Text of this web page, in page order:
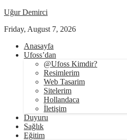
Uğur Demirci
Friday, August 7, 2026
Anasayfa
Ufoss’dan
@Ufoss Kimdir?
Resimlerim
Web Tasarim
Sitelerim
Hollandaca
İletişim
Duyuru
Sağlık
Eğitim